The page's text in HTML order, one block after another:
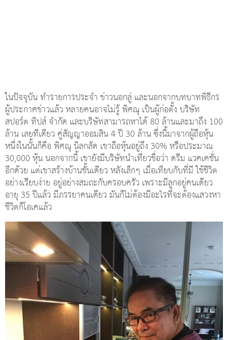
ในปัจจุบัน ทำรายการประจำ ข่าวนอกลู่ และนอกจากบทบาทพิธีกร
ผู้ประกาศข่าวแล้ว หลายคนอาจไม่รู้ พิศณุ เป็นผู้ก่อตั้ง บริษัท
สปอร์ต ทิปส์ จำกัด และบริษัทสามารถหาได้ 80 ล้านและมาถึง 100
ล้าน เลยทีเดียว คู่สัญญาออมสิน 4 ปี 30 ล้าน ซึ่งนี้มาจากผู้ถือหุ้น
หนึ่งในนั้นก็คือ พิศณุ นิลกลัด เขาถือหุ้นอยู่ถึง 30% หรือประมาณ
30,000 หุ้น นอกจากนี้ เขายังมีบริษัทนำเที่ยวชื่อว่า ดรีม แวคเคชั่น
อีกด้วย แต่เขาสร้างบ้านชั้นเดียว หลังเล็กๆ เมื่อเทียบกับที่มี ใช้ชีวิต
อย่างเรียบง่าย อยู่อย่างสมถะกับครอบครัว เพราะมีลูกอยู่คนเดียว
อายุ 35 ปีแล้ว มีภรรยาคนเดียว มันก็ไม่ต้องมีอะไรที่จะต้องแสวงหา
ชีวิตก็โอเคแล้ว